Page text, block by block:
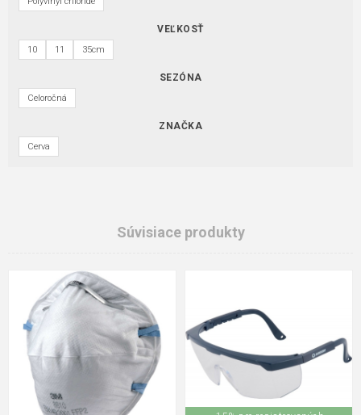
VEĽKOSŤ
10 11 35cm
SEZÓNA
Celoročná
ZNAČKA
Cerva
Súvisiace produkty